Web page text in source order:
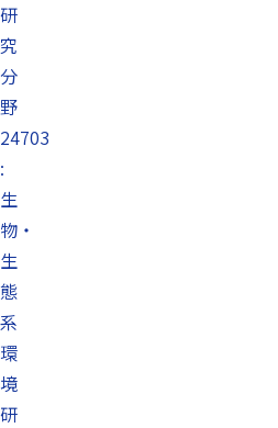
研
究
分
野
24703
:
生
物・
生
態
系
環
境
研